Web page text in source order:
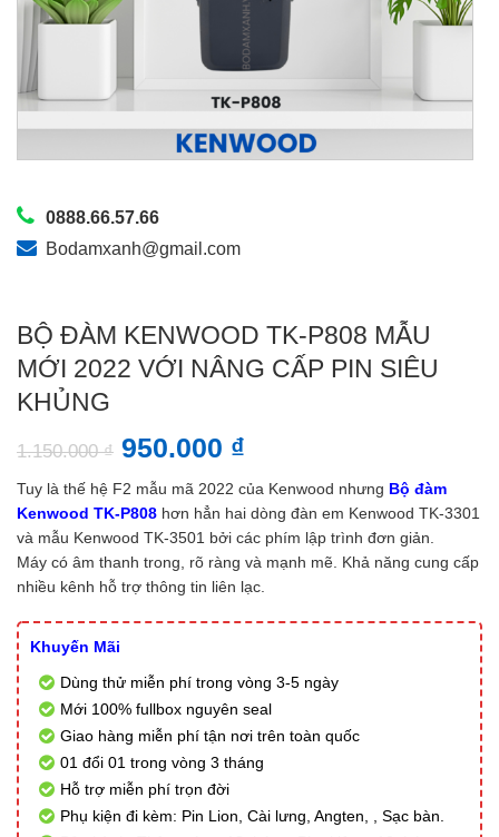
0888.66.57.66
Bodamxanh@gmail.com
BỘ ĐÀM KENWOOD TK-P808 MẪU
MỚI 2022 VỚI NÂNG CẤP PIN SIÊU
KHỦNG
1.150.000₫ 950.000 ₫
Tuy là thế hệ F2 mẫu mã 2022 của Kenwood nhưng Bộ đàm
Kenwood TK-P808 hơn hẳn hai dòng đàn em Kenwood TK-3301
và mẫu Kenwood TK-3501 bởi các phím lập trình đơn giản.
Máy có âm thanh trong, rõ ràng và mạnh mẽ. Khả năng cung cấp
nhiều kênh hỗ trợ thông tin liên lạc.
Khuyến Mãi
Dùng thử miễn phí trong vòng 3-5 ngày
Mới 100% fullbox nguyên seal
Giao hàng miễn phí tận nơi trên toàn quốc
01 đổi 01 trong vòng 3 tháng
Hỗ trợ miễn phí trọn đời
Phụ kiện đi kèm: Pin Lion, Cài lưng, Angten, , Sạc bàn.